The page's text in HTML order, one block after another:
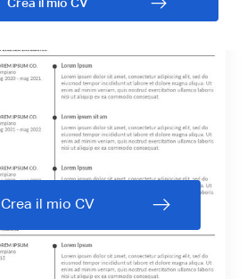
Crea il mio CV
Crea il mio CV